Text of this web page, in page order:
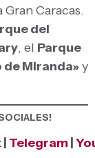
Caracas.
del
, el Parque
Miranda»y
Telegram